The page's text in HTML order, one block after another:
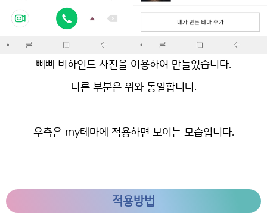
삐삐 비하인드 사진을 이용하여 만들었습니다.
다른 부분은 위와 동일합니다.
우측은 my테마에 적용하면 보이는 모습입니다.
적용방법